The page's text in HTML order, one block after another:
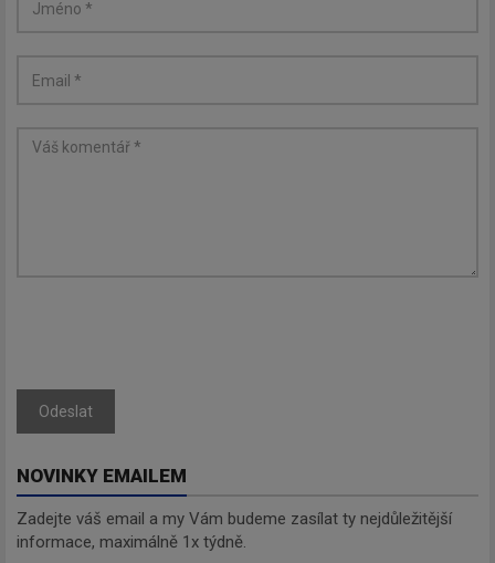
Odeslat
NOVINKY EMAILEM
Zadejte váš email a my Vám budeme zasílat ty nejdůležitější
informace, maximálně 1x týdně.